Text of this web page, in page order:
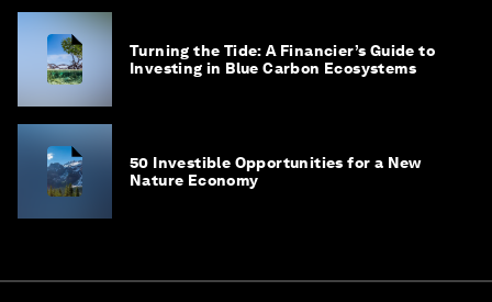
Turning the Tide: A Financier’s Guide to
Investing in Blue Carbon Ecosystems
50 Investible Opportunities for a New
Nature Economy